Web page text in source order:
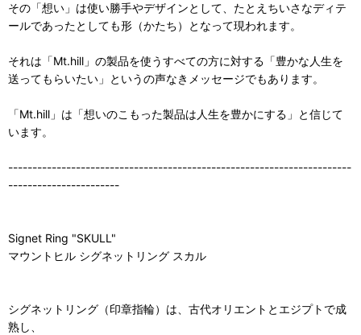
その「想い」は使い勝手やデザインとして、たとえちいさなディテ
ールであったとしても形（かたち）となって現われます。
それは「Mt.hill」の製品を使うすべての方に対する「豊かな人生を
送ってもらいたい」というの声なきメッセージでもあります。
「Mt.hill」は「想いのこもった製品は人生を豊かにする」と信じて
います。
-----------------------------------------------------------------------
-----------------------
Signet Ring "SKULL"
マウントヒル シグネットリング スカル
シグネットリング（印章指輪）は、古代オリエントとエジプトで成
熟し、